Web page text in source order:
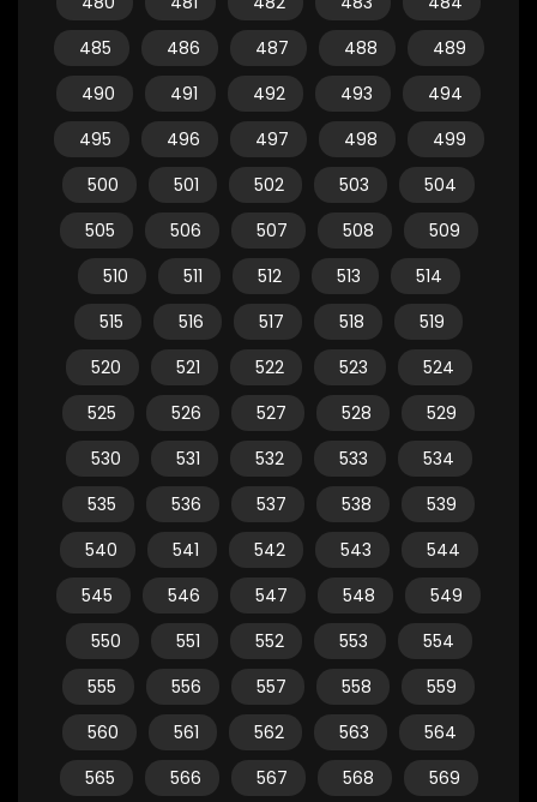
485
486 487 488
489
490
491 492 493
494
495
496 497 498
499
500
501 502 503
504
505
506 507 508
509
510
511 512 513
514
515
516 517 518
519
520
521 522 523
524
525
526 527 528
529
530
531 532 533
534
535
536 537 538
539
540
541 542 543
544
545
546 547 548
549
550
551 552 553
554
555
556 557 558
559
560
561 562 563
564
565
566 567 568
569